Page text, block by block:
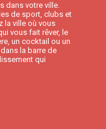
dans votre ville.
de sport, clubs et
la ville où vous
vous fait rêver, le
un cocktail ou un
la barre de
qui